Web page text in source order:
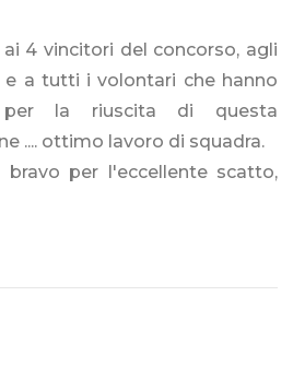
4 vincitori del concorso, agli
e a tutti i volontari che hanno
per la riuscita di questa
.... ottimo lavoro di squadra.
bravo per l'eccellente scatto,